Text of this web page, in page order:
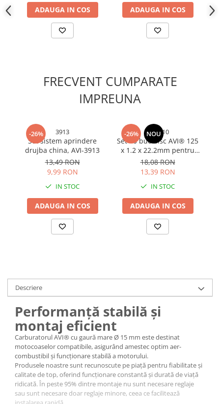
Lampi si veioze
Lanterne
Lustre si pendule
Kit-uri Smart Home si senzori
Perii, trimere si clesti animale
Zgarzi, lese si hamuri
Produse ingrijire incaltaminte si
Accesorii baterii sanitare
Accesorii chiuvete
Baterii sanitare cu incalzire instant
Fitinguri si accesorii
Termometre Meteo
Gradina - Gradinarit
Accesorii fierastraie cu lant
Accesorii fierastraie electrice
Accesorii irigare
Accesorii pompe de apa
Accesorii unelte gradinarit
Articole antidaunatori gradina
ADAUGA IN COS ADAUGA IN COS
FRECVENT CUMPARATE
IMPREUNA
-26% 3913
Set sistem aprindere
drujba china, AVI-3913
13,49 RON
9,99 RON
IN STOC
ADAUGA IN COS
-26% NOU
4324-10
Set 10 buc disc AVI® 125
x 1.2 x 22.2mm pentru
taiat metal, 12.200rpm,
pentru polizor unghiular,
18,08 RON
13,39 RON
IN STOC
ADAUGA IN COS
Descriere
Performanță stabilă și
montaj eficient
Carburatorul AVI® cu gaură mare Ø 15 mm este destinat
motocoaselor compatibile, asigurând amestec optim aer-
combustibil și funcționare stabilă a motorului.
Produsele noastre sunt recunoscute pe piață pentru fiabilitate și
calitate de top, oferind funcționare constantă și durată de viață
ridicată. În peste 95% dintre montaje nu sunt necesare reglaje
sau sunt necesare doar reglaje minore, ceea ce facilitează